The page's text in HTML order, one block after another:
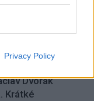
Privacy Policy
Zastupitel
Dvořák
Krátké